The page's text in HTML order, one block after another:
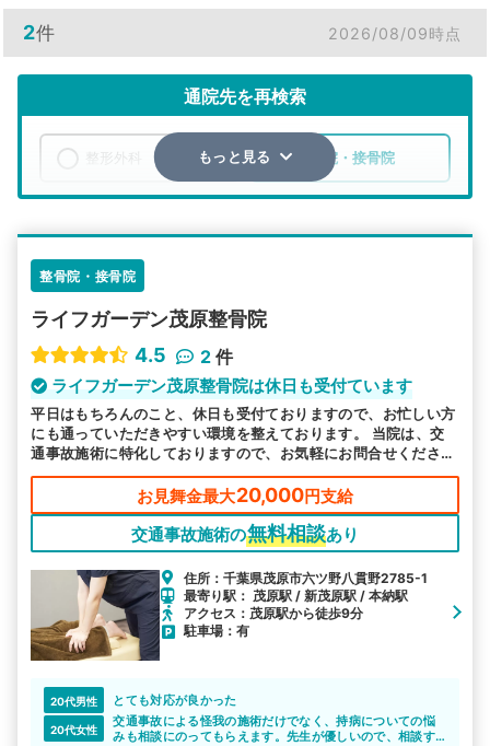
2件 2026/08/09時点
通院先を再検索
整骨院・接骨院
詳細条件で絞り込む
その他の検索方法
駅から探す 院名から探す
もっと見る
整骨院・接骨院
ライフガーデン茂原整骨院
4.5
2 件
ライフガーデン茂原整骨院は休日も受付ています
平日はもちろんのこと、休日も受付ておりますので、お忙しい方
にも通っていただきやすい環境を整えております。 当院は、交
通事故施術に特化しておりますので、お気軽にお問合せくださ
い。
お見舞金最大20,000円支給
交通事故施術の無料相談あり
住所：千葉県茂原市六ツ野八貫野2785-1
最寄り駅： 茂原駅 / 新茂原駅 / 本納駅
アクセス：茂原駅から徒歩9分
駐車場：有
20代男性 とても対応が良かった
20代女性
交通事故による怪我の施術だけでなく、持病についての悩
みも相談にのってもらえます。先生が優しいので、相談す